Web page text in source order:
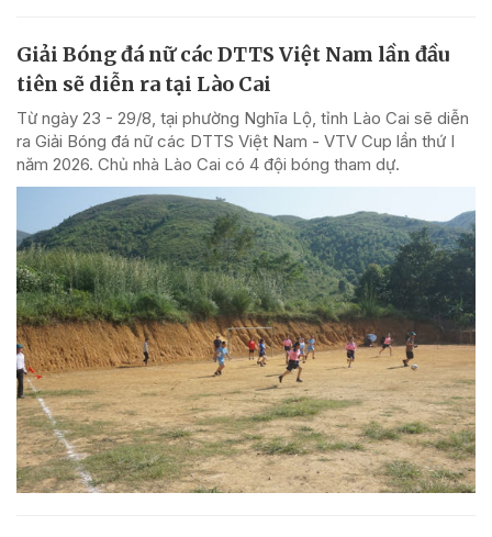
Giải Bóng đá nữ các DTTS Việt Nam lần đầu
tiên sẽ diễn ra tại Lào Cai
Từ ngày 23 - 29/8, tại phường Nghĩa Lộ, tỉnh Lào Cai sẽ diễn
ra Giải Bóng đá nữ các DTTS Việt Nam - VTV Cup lần thứ I
năm 2026. Chủ nhà Lào Cai có 4 đội bóng tham dự.